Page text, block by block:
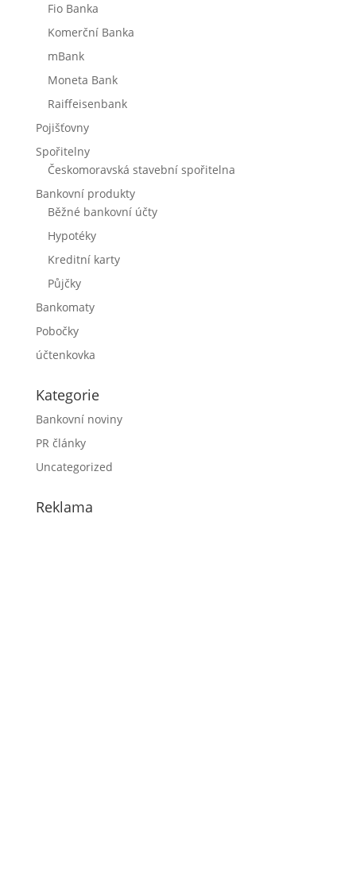
Fio Banka
Komerční Banka
mBank
Moneta Bank
Raiffeisenbank
Pojišťovny
Spořitelny
Českomoravská stavební spořitelna
Bankovní produkty
Běžné bankovní účty
Hypotéky
Kreditní karty
Půjčky
Bankomaty
Pobočky
účtenkovka
Kategorie
Bankovní noviny
PR články
Uncategorized
Reklama